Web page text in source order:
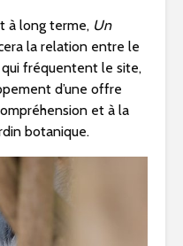
à long terme, Un
la relation entre le
fréquentent le site,
d’une offre
et à la
botanique.